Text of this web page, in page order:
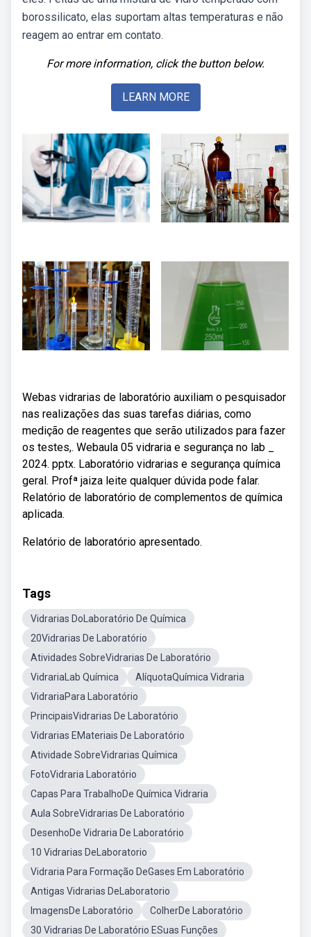
borossilicato, elas suportam altas temperaturas e não
reagem ao entrar em contato.
For more information, click the button below.
LEARN MORE
Webas vidrarias de laboratório auxiliam o pesquisador
nas realizações das suas tarefas diárias, como
medição de reagentes que serão utilizados para fazer
os testes,. Webaula 05 vidraria e segurança no lab _
2024. pptx. Laboratório vidrarias e segurança química
geral. Profª jaiza leite qualquer dúvida pode falar.
Relatório de laboratório de complementos de química
aplicada.
Relatório de laboratório apresentado.
Tags
Vidrarias DoLaboratório De Química
20Vidrarias De Laboratório
Atividades SobreVidrarias De Laboratório
VidrariaLab Química
AlíquotaQuímica Vidraria
VidrariaPara Laboratório
PrincipaisVidrarias De Laboratório
Vidrarias EMateriais De Laboratório
Atividade SobreVidrarias Química
FotoVidraria Laboratório
Capas Para TrabalhoDe Química Vidraria
Aula SobreVidrarias De Laboratório
DesenhoDe Vidraria De Laboratório
10 Vidrarias DeLaboratorio
Vidraria Para Formação DeGases Em Laboratório
Antigas Vidrarias DeLaboratorio
ImagensDe Laboratório
ColherDe Laboratório
30 Vidrarias De Laboratório ESuas Funções